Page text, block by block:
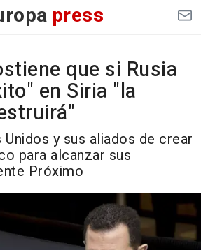
press
que si Rusia
en Siria "la
y sus aliados de crear
para alcanzar sus
Próximo